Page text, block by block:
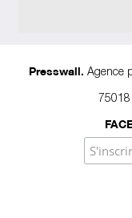
Presswall.
Agence
75018